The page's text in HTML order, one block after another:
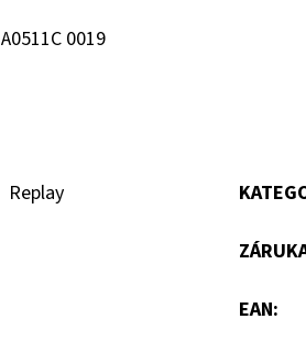
A0511C 0019
Replay
EAN: